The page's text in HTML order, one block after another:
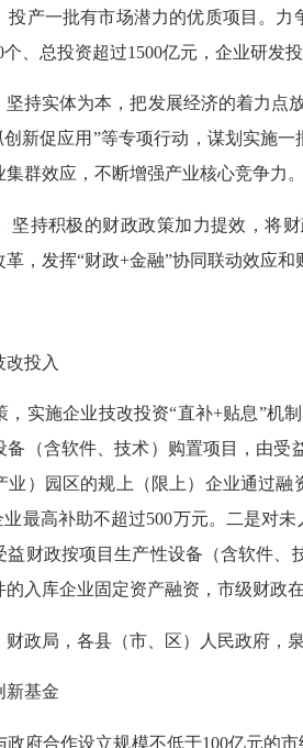
产一批有市场潜力的优质项目。
个、总投资超过1500亿元，企业研发
坚持实体为本，把发展经济的着力点
创新促应用”等专项行动，谋划实施
群效应，不断增强产业核心竞争力。
坚持积极的财政政策加力提效，将
，发挥“财政+金融”协同联动效应
投入
施企业技改投资“直补+贴息”机制
（含软件、技术）购置项目，由
业）园区的规上（限上）企业通过
最高补助不超过500万元。二是对
财政按项目生产性设备（含软件
入库企业固定资产融资，市级财政
局，各县（市、区）人民政府，
基金
合作设立规模不低于100亿元的市